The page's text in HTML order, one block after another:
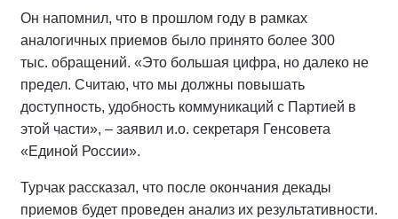
Он напомнил, что в прошлом году в рамках
аналогичных приемов было принято более 300
тыс. обращений. «Это большая цифра, но далеко не
предел. Считаю, что мы должны повышать
доступность, удобность коммуникаций с Партией в
этой части», – заявил и.о. секретаря Генсовета
«Единой России».
Турчак рассказал, что после окончания декады
приемов будет проведен анализ их результативности.